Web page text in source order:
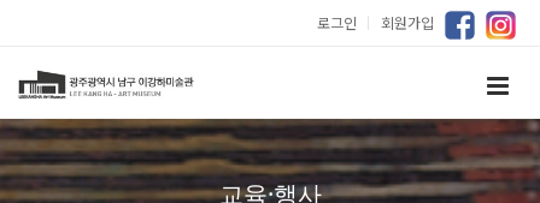
로그인 ｜ 회원가입
교육·행사